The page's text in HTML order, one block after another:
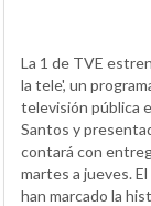
La 1 de TVE
la tele', un
televisión pública
Santos y
contará con
martes a jueves.
han marcado la